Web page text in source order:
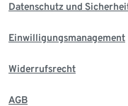
Datenschutz und
Einwilligungsmanagement
Widerrufsrecht
AGB